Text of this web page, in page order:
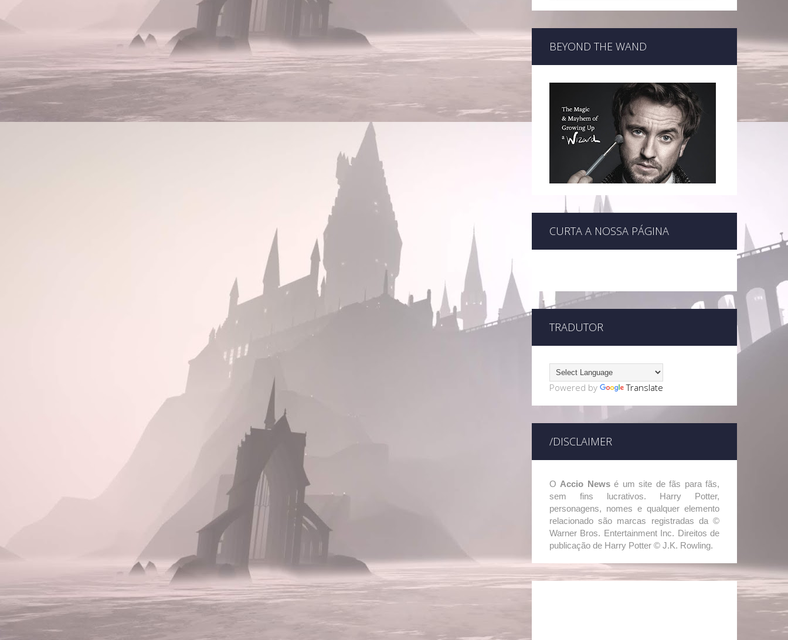
BEYOND THE WAND
CURTA A NOSSA PÁGINA
TRADUTOR
Powered by Translate
/DISCLAIMER
O Accio Newsé um site de fãs para fãs,
sem fins lucrativos. Harry Potter,
personagens, nomes e qualquer elemento
relacionado são marcas registradas da ©
Warner Bros. Entertainment Inc. Direitos de
publicação de Harry Potter © J.K. Rowling.